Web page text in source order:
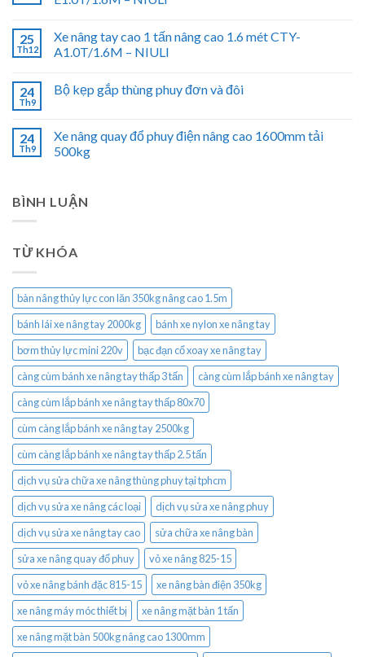
25
Th12
Xe nâng tay cao 1 tấn nâng cao 1.6 mét CTY-
A1.0T/1.6M – NIULI
24
Th9
Bộ kẹp gắp thùng phuy đơn và đôi
24
Th9
Xe nâng quay đổ phuy điện nâng cao 1600mm tải
500kg
BÌNH LUẬN
TỪ KHÓA
bàn nâng thủy lực con lăn 350kg nâng cao 1.5m
bánh lái xe nâng tay 2000kg
bánh xe nylon xe nâng tay
bơm thủy lực mini 220v
bạc đạn cổ xoay xe nâng tay
càng cùm bánh xe nâng tay thấp 3 tấn
càng cùm lắp bánh xe nâng tay
càng cùm lắp bánh xe nâng tay thấp 80x70
cùm càng lắp bánh xe nâng tay 2500kg
cùm càng lắp bánh xe nâng tay thấp 2.5 tấn
dịch vụ sửa chữa xe nâng thùng phuy tại tphcm
dịch vụ sửa xe nâng các loại
dịch vụ sửa xe nâng phuy
dịch vụ sửa xe nâng tay cao
sửa chữa xe nâng bàn
sửa xe nâng quay đổ phuy
vỏ xe nâng 825-15
vỏ xe nâng bánh đặc 815-15
xe nâng bàn điện 350kg
xe nâng máy móc thiết bị
xe nâng mặt bàn 1 tấn
xe nâng mặt bàn 500kg nâng cao 1300mm